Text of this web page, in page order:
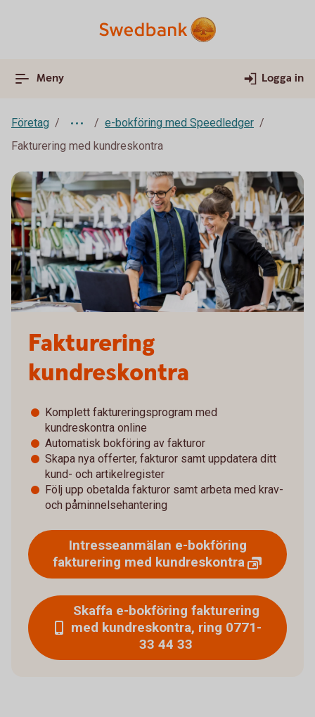
Meny Logga in
Företag
e-bokföring med Speedledger
Fakturering med kundreskontra
Fakturering
kundreskontra
Komplett faktureringsprogram med
kundreskontra online
Automatisk bokföring av fakturor
Skapa nya offerter, fakturor samt uppdatera ditt
kund- och artikelregister
Följ upp obetalda fakturor samt arbeta med krav-
och påminnelsehantering
Intresseanmälan e-bokföring
fakturering med kundreskontra
Skaffa e-bokföring fakturering
med kundreskontra, ring 0771-
33 44 33